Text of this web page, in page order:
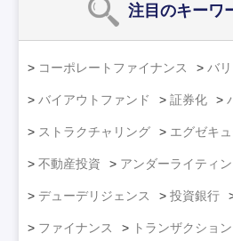
注目のキーワ
コーポレートファイナンス バ
バイアウトファンド 証券化
ストラクチャリング エグゼキ
不動産投資 アンダーライティ
デューデリジェンス 投資銀行
ファイナンス トランザクション